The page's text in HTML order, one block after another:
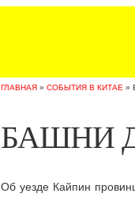
ГЛАВНАЯ » СОБЫТИЯ В КИТАЕ »
БАШНИ
Об уезде Кайпин